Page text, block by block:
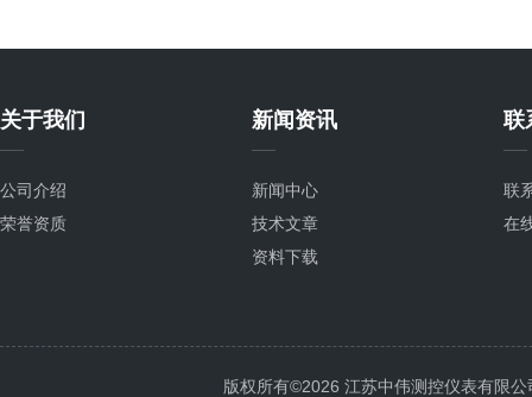
关于我们
公司介绍
荣誉资质
新闻资讯
新闻中心
技术文章
资料下载
联
联
在
版权所有©2026 江苏中伟测控仪表有限